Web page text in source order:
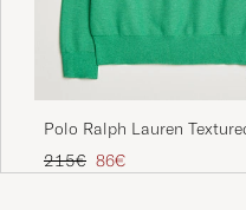
Polo Ralph Lauren
Zip Palm Green Heather
Regulärer Preis
215€ Reduzierter Preis
86€